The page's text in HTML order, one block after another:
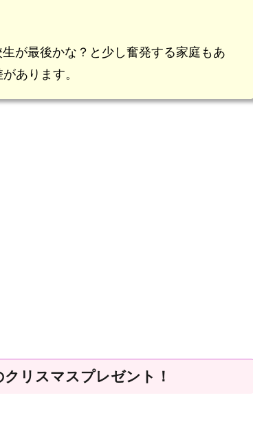
が最後かな？と少し奮発する家庭もあ
あります。
リスマスプレゼント！